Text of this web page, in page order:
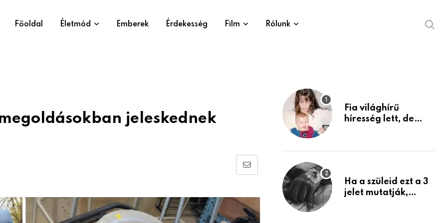
Főoldal Életmód Emberek Érdekesség Film Rólunk
jeleskednek
Share
Email
Fia világhírű
híresség lett, de
mint azt el tudnád
Ha a szüleid ezt a 3
jelet mutatják,